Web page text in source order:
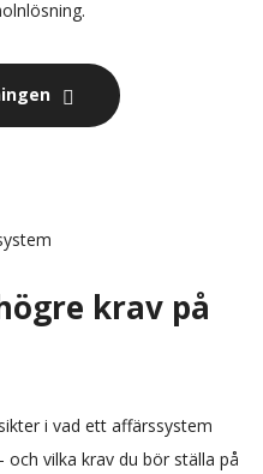
krav på
i vad ett affärssystem
och vilka krav du bör ställa på